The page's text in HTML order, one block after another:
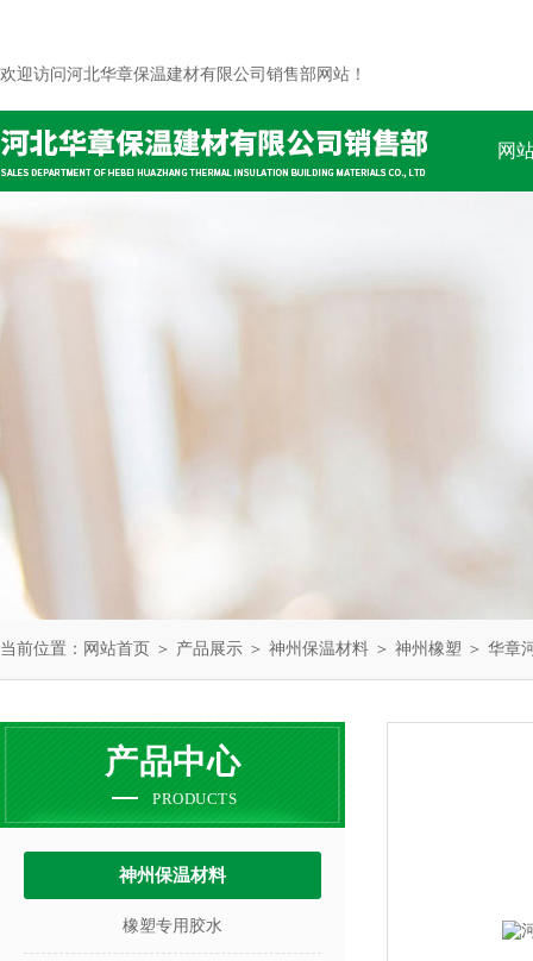
欢迎访问河北华章保温建材有限公司销售部网站！
网
当前位置： 网站首页 ＞ 产品展示 ＞ 神州保温材料 ＞ 神州橡塑 ＞ 华章
产品中心
PRODUCTS
神州保温材料
橡塑专用胶水